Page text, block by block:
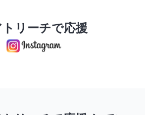
リーチで応援